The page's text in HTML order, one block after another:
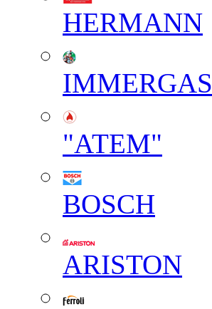
HERMANN
IMMERGAS
"АТЕМ"
BOSCH
ARISTON